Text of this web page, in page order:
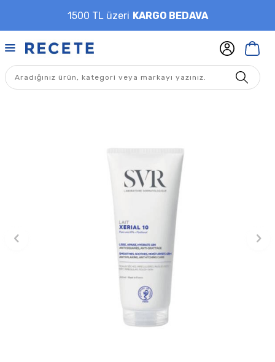
1500 TL üzeri KARGO BEDAVA